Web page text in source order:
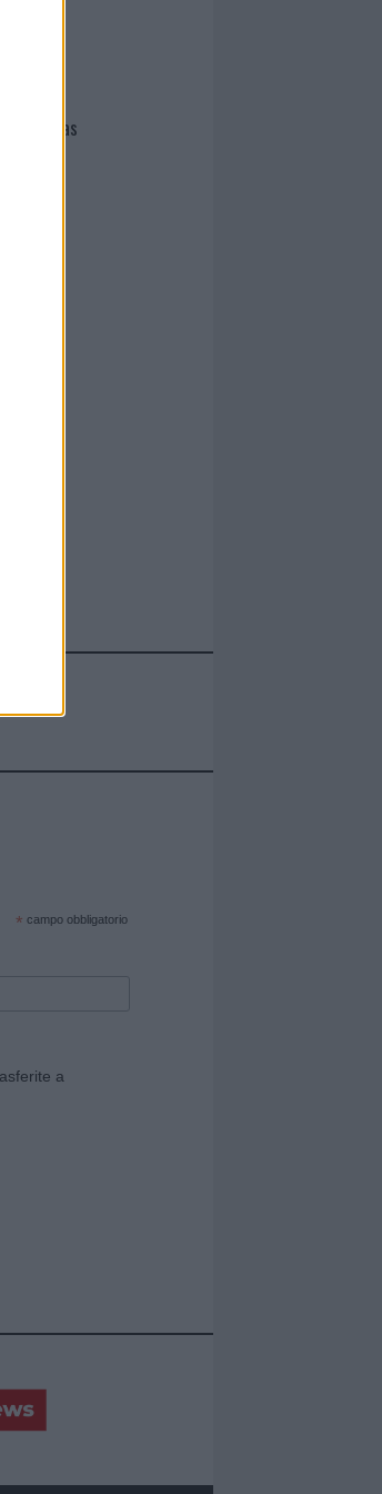
Cabras
* campo obbligatorio
a